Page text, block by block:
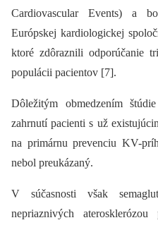
Cardiovascular Events) a
Európskej kardiologickej
ktoré zdôraznili odporúčanie
populácii pacientov [7].
Dôležitým obmedzením
zahrnutí pacienti s už
na primárnu prevenciu KV-
nebol preukázaný.
V súčasnosti však
nepriaznivých